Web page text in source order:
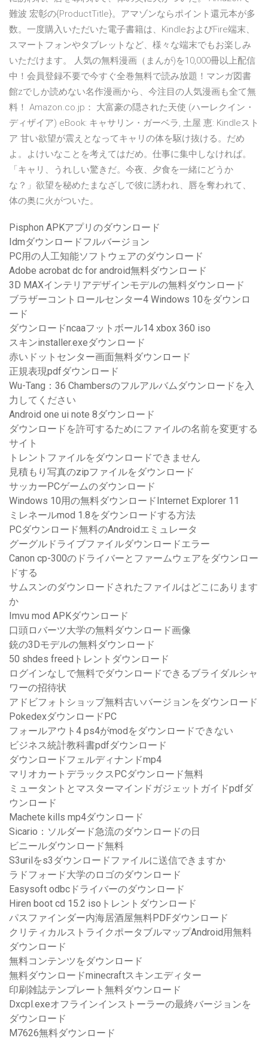
難波 宏彰の{ProductTitle}。アマゾンならポイント還元本が多
数。一度購入いただいた電子書籍は、KindleおよびFire端末、
スマートフォンやタブレットなど、様々な端末でもお楽しみ
いただけます。 人気の無料漫画（まんが)を10,000冊以上配信
中！会員登録不要で今すぐ全巻無料で読み放題！マンガ図書
館zでしか読めない名作漫画から、今注目の人気漫画も全て無
料！ Amazon.co.jp： 大富豪の隠された天使 (ハーレクイン・
ディザイア) eBook: キャサリン・ガーベラ, 土屋 恵: Kindleスト
ア 甘い欲望が震えとなってキャリの体を駆け抜ける。だめ
よ。よけいなことを考えてはだめ。仕事に集中しなければ。
「キャリ、うれしい驚きだ。今夜、夕食を一緒にどうか
な？」欲望を秘めたまなざしで彼に誘われ、唇を奪われて、
体の奥に火がついた。
Pisphon APKアプリのダウンロード
Idmダウンロードフルバージョン
PC用の人工知能ソフトウェアのダウンロード
Adobe acrobat dc for android無料ダウンロード
3D MAXインテリアデザインモデルの無料ダウンロード
ブラザーコントロールセンター4 Windows 10をダウンロ
ード
ダウンロードncaaフットボール14 xbox 360 iso
スキンinstaller.exeダウンロード
赤いドットセンター画面無料ダウンロード
正規表現pdfダウンロード
Wu-Tang：36 Chambersのフルアルバムダウンロードを入
力してください
Android one ui note 8ダウンロード
ダウンロードを許可するためにファイルの名前を変更する
サイト
トレントファイルをダウンロードできません
見積もり写真のzipファイルをダウンロード
サッカーPCゲームのダウンロード
Windows 10用の無料ダウンロードInternet Explorer 11
ミレネールmod 1.8をダウンロードする方法
PCダウンロード無料のAndroidエミュレータ
グーグルドライブファイルダウンロードエラー
Canon cp-300のドライバーとファームウェアをダウンロー
ドする
サムスンのダウンロードされたファイルはどこにあります
か
Imvu mod APKダウンロード
口頭ロバーツ大学の無料ダウンロード画像
銃の3Dモデルの無料ダウンロード
50 shdes freedトレントダウンロード
ログインなしで無料でダウンロードできるブライダルシャ
ワーの招待状
アドビフォトショップ無料古いバージョンをダウンロード
PokedexダウンロードPC
フォールアウト4 ps4がmodをダウンロードできない
ビジネス統計教科書pdfダウンロード
ダウンロードフェルディナンドmp4
マリオカートデラックスPCダウンロード無料
ミュータントとマスターマインドガジェットガイドpdfダ
ウンロード
Machete kills mp4ダウンロード
Sicario：ソルダード急流のダウンロードの日
ビニールダウンロード無料
S3urilをs3ダウンロードファイルに送信できますか
ラドフォード大学のロゴのダウンロード
Easysoft odbcドライバーのダウンロード
Hiren boot cd 15.2 isoトレントダウンロード
パスファインダー内海居酒屋無料PDFダウンロード
クリティカルストライクポータブルマップAndroid用無料
ダウンロード
無料コンテンツをダウンロード
無料ダウンロードminecraftスキンエディター
印刷雑誌テンプレート無料ダウンロード
Dxcpl.exeオフラインインストーラーの最終バージョンを
ダウンロード
M7626無料ダウンロード